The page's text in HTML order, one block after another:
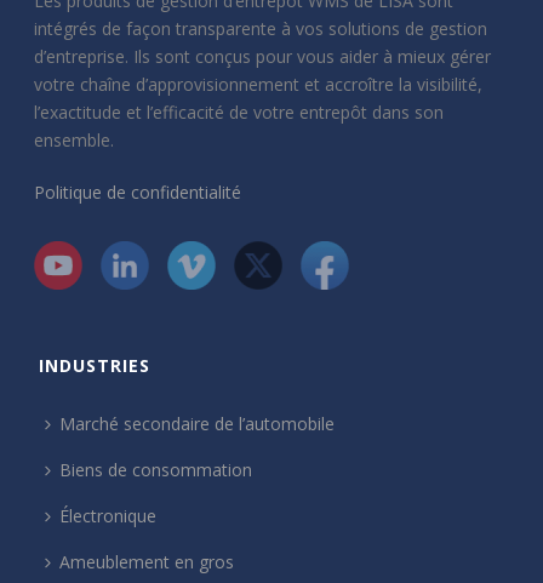
intégrés de façon transparente à vos solutions de gestion
d’entreprise. Ils sont conçus pour vous aider à mieux gérer
votre chaîne d’approvisionnement et accroître la visibilité,
l’exactitude et l’efficacité de votre entrepôt dans son
ensemble.
Politique de confidentialité
INDUSTRIES
Marché secondaire de l’automobile
Biens de consommation
Électronique
Ameublement en gros